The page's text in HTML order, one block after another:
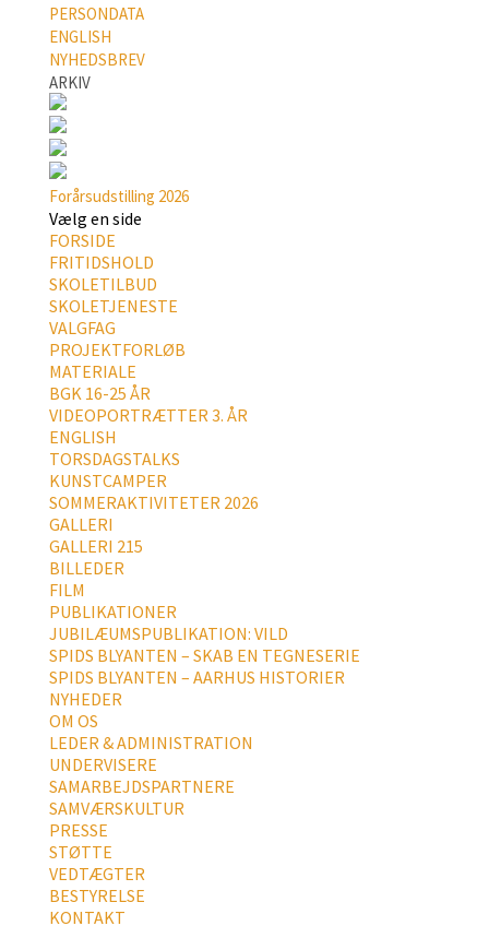
PERSONDATA
ENGLISH
NYHEDSBREV
ARKIV
Forårsudstilling 2026
Vælg en side
FORSIDE
FRITIDSHOLD
SKOLETILBUD
SKOLETJENESTE
VALGFAG
PROJEKTFORLØB
MATERIALE
BGK 16-25 ÅR
VIDEOPORTRÆTTER 3. ÅR
ENGLISH
TORSDAGSTALKS
KUNSTCAMPER
SOMMERAKTIVITETER 2026
GALLERI
GALLERI 215
BILLEDER
FILM
PUBLIKATIONER
JUBILÆUMSPUBLIKATION: VILD
SPIDS BLYANTEN – SKAB EN TEGNESERIE
SPIDS BLYANTEN – AARHUS HISTORIER
NYHEDER
OM OS
LEDER & ADMINISTRATION
UNDERVISERE
SAMARBEJDSPARTNERE
SAMVÆRSKULTUR
PRESSE
STØTTE
VEDTÆGTER
BESTYRELSE
KONTAKT